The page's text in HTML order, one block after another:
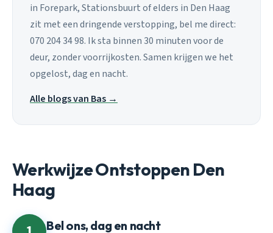
in Forepark, Stationsbuurt of elders in Den Haag
zit met een dringende verstopping, bel me direct:
070 204 34 98. Ik sta binnen 30 minuten voor de
deur, zonder voorrijkosten. Samen krijgen we het
opgelost, dag en nacht.
Alle blogs van Bas →
Werkwijze Ontstoppen Den
Haag
Bel ons, dag en nacht